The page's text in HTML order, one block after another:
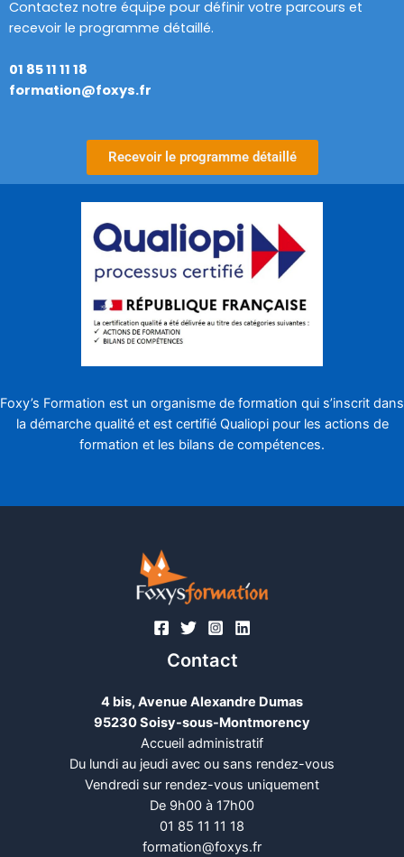
Contactez notre équipe pour définir votre parcours et
recevoir le programme détaillé.
01 85 11 11 18
formation@foxys.fr
Recevoir le programme détaillé
Foxy’s Formation est un organisme de formation qui s’inscrit dans
la démarche qualité et est certifié Qualiopipour les actions de
formation et les bilans de compétences.
Contact
4 bis, Avenue Alexandre Dumas
95230 Soisy-sous-Montmorency
Accueil administratif
Du lundi au jeudi avec ou sans rendez-vous
Vendredi sur rendez-vous uniquement
De 9h00 à 17h00
01 85 11 11 18​
formation@foxys.fr